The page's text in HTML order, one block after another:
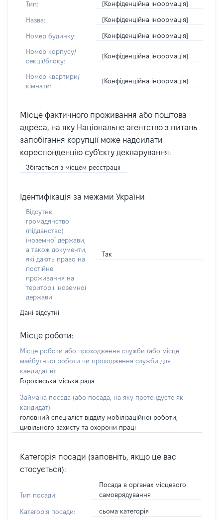
Тип: [Конфіденційна інформація]
Назва: [Конфіденційна інформація]
Номер будинку: [Конфіденційна інформація]
Номер корпусу/
секції/блоку:
[Конфіденційна інформація]
Номер квартири/
кімнати:
[Конфіденційна інформація]
Місце фактичного проживання або поштова
адреса, на яку Національне агентство з питань
запобігання корупції може надсилати
кореспонденцію суб'єкту декларування:
Збігається з місцем реєстрації
Ідентифікація за межами України
Відсутнє
громадянство
(підданство)
іноземної держави,
а також документи,
які дають право на
постійне
проживання на
території іноземної
держави
Так
Дані відсутні
Місце роботи:
Місце роботи або проходження служби (або місце
майбутньої роботи чи проходження служби для
кандидатів):
Горохівська міська рада
Займана посада (або посада, на яку претендуєте як
кандидат):
головний спеціаліст відділу мобілізаційної роботи,
цивільного захисту та охорони праці
Категорія посади (заповніть, якщо це вас
стосується):
Тип посади:
Посада в органах місцевого
самоврядування
Категорія посади: сьома категорія